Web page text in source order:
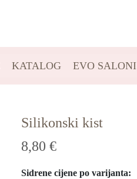
KATALOG EVO SALONI
Silikonski kist
8,80€
Sidrene cijene po varijanta: